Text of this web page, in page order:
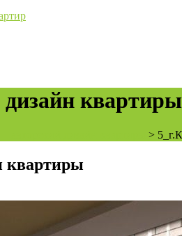
квартиры
>
квартиры